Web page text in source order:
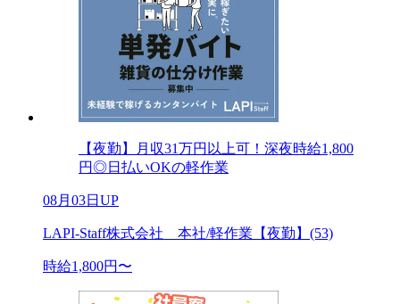
【夜勤】月収31万円以上可！深夜時給1,800
円◎日払いOKの軽作業
08月03日UP
LAPI-Staff株式会社 本社/軽作業【夜勤】(53)
時給1,800円〜